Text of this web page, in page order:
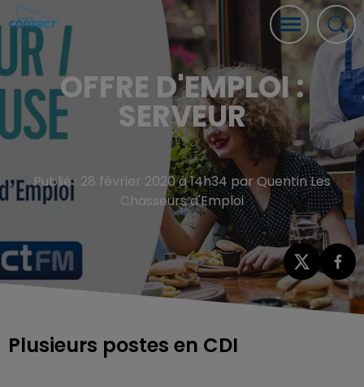
OFFRE D'EMPLOI :
SERVEUR
Publié : 28 février 2020 à 14h34 par Quentin Les
Chasseurs d'Emploi
Plusieurs postes en CDI